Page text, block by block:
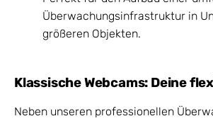
Überwachungsinfrastruktur in
größeren Objekten.
Klassische Webcams: Deine
Neben unseren professionellen